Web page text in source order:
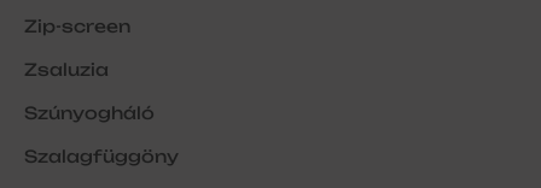
Zip-screen
Zsaluzia
Szúnyogháló
Szalagfüggöny